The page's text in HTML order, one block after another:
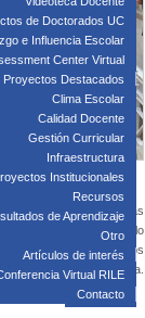
de Doctorados UC
e Influencia Escolar
Center Virtual
Proyectos Destacados
Clima Escolar
Calidad Docente
Gestión Curricular
Infraestructura
Institucionales
Recursos
de Aprendizaje
Otro
Artículos de interés
Virtual RILE
Contacto
en las salas
que ver con su desarrollo
los equipos directivos
de mejora informada.
mismas.